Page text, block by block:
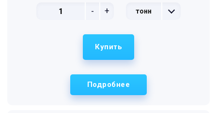
- + тонн
Подробнее
Купить